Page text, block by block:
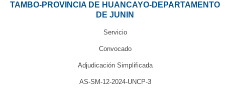
TAMBO-PROVINCIA DE HUANCAYO-DEPARTAMENTO
DE JUNIN
Servicio
Convocado
Adjudicación Simplificada
AS-SM-12-2024-UNCP-3